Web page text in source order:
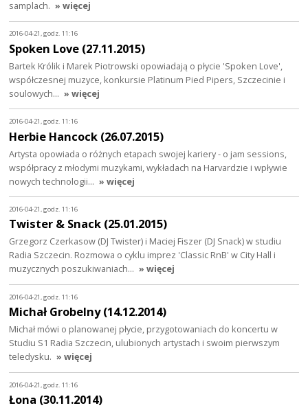
samplach. » więcej
2016-04-21, godz. 11:16
Spoken Love (27.11.2015)
Bartek Królik i Marek Piotrowski opowiadają o płycie 'Spoken Love',
współczesnej muzyce, konkursie Platinum Pied Pipers, Szczecinie i
soulowych… » więcej
2016-04-21, godz. 11:16
Herbie Hancock (26.07.2015)
Artysta opowiada o różnych etapach swojej kariery - o jam sessions,
współpracy z młodymi muzykami, wykładach na Harvardzie i wpływie
nowych technologii… » więcej
2016-04-21, godz. 11:16
Twister & Snack (25.01.2015)
Grzegorz Czerkasow (DJ Twister) i Maciej Fiszer (DJ Snack) w studiu
Radia Szczecin. Rozmowa o cyklu imprez 'Classic RnB' w City Hall i
muzycznych poszukiwaniach… » więcej
2016-04-21, godz. 11:16
Michał Grobelny (14.12.2014)
Michał mówi o planowanej płycie, przygotowaniach do koncertu w
Studiu S1 Radia Szczecin, ulubionych artystach i swoim pierwszym
teledysku. » więcej
2016-04-21, godz. 11:16
Łona (30.11.2014)